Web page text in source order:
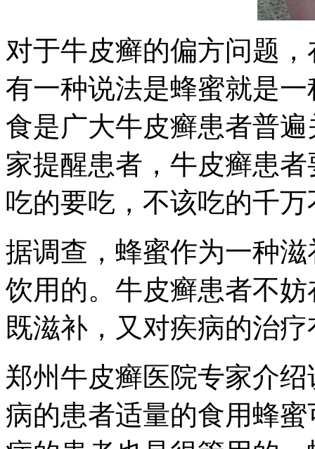
对于牛皮癣的偏方问题
有一种说法是蜂蜜就是
食是广大牛皮癣患者普
家提醒患者，牛皮癣患
吃的要吃，不该吃的千
据调查，蜂蜜作为一种
饮用的。牛皮癣患者不
既滋补，又对疾病的治
郑州牛皮癣医院专家介
病的患者适量的食用蜂